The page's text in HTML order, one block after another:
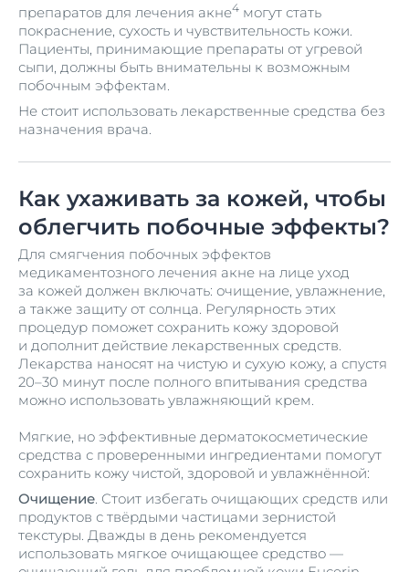
препаратов для лечения акне4 могут стать
покраснение, сухость и чувствительность кожи.
Пациенты, принимающие препараты от угревой
сыпи, должны быть внимательны к возможным
побочным эффектам.
Не стоит использовать лекарственные средства без
назначения врача.
Как ухаживать за кожей, чтобы
облегчить побочные эффекты?
Для смягчения побочных эффектов
медикаментозного лечения акне на лице уход
за кожей должен включать: очищение, увлажнение,
а также защиту от солнца. Регулярность этих
процедур поможет сохранить кожу здоровой
и дополнит действие лекарственных средств.
Лекарства наносят на чистую и сухую кожу, а спустя
20–30 минут после полного впитывания средства
можно использовать увлажняющий крем.
Мягкие, но эффективные дерматокосметические
средства с проверенными ингредиентами помогут
сохранить кожу чистой, здоровой и увлажнённой:
Очищение. Стоит избегать очищающих средств или
продуктов с твёрдыми частицами зернистой
текстуры. Дважды в день рекомендуется
использовать мягкое очищающее средство —